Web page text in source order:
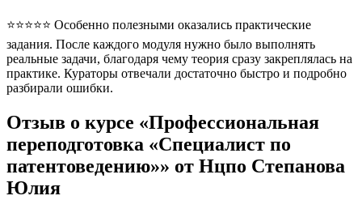
⭐⭐⭐⭐⭐ Особенно полезными оказались практические
задания. После каждого модуля нужно было выполнять
реальные задачи, благодаря чему теория сразу закреплялась на
практике. Кураторы отвечали достаточно быстро и подробно
разбирали ошибки.
Отзыв о курсе «Профессиональная
переподготовка «Специалист по
патентоведению»» от Нцпо Степанова
Юлия